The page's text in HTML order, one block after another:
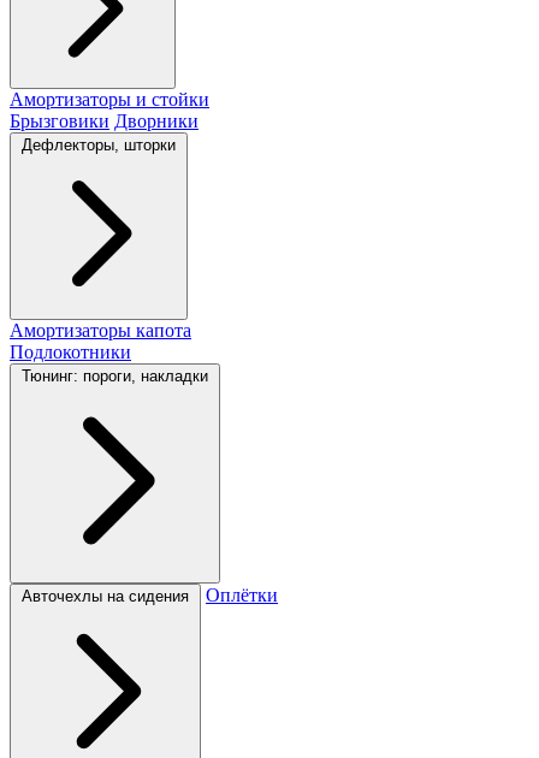
Амортизаторы и стойки
Брызговики Дворники
Дефлекторы, шторки
Амортизаторы капота
Подлокотники
Тюнинг: пороги, накладки
Авточехлы на сидения Оплётки